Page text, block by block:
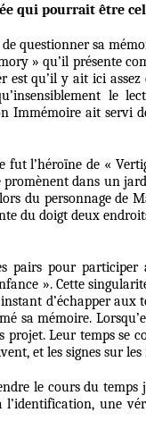
qui pourrait être
questionner sa
» qu’il présente
qu’il y ait ici assez
le
Immémoire ait servi
l’héroïne de «
dans un
du personnage de
du doigt deux
pairs pour
». Cette
d’échapper
sa mémoire.
projet. Leur temps se
et les signes sur les
le cours du temps
une